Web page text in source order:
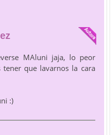
MAluni jaja, lo peor
que lavarnos la cara
:)